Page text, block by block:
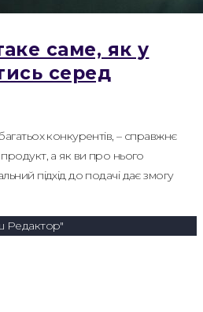
саме, як у
серед
конкурентів, – справжнє
а як ви про нього
підхід до подачі дає змогу
Редактор"